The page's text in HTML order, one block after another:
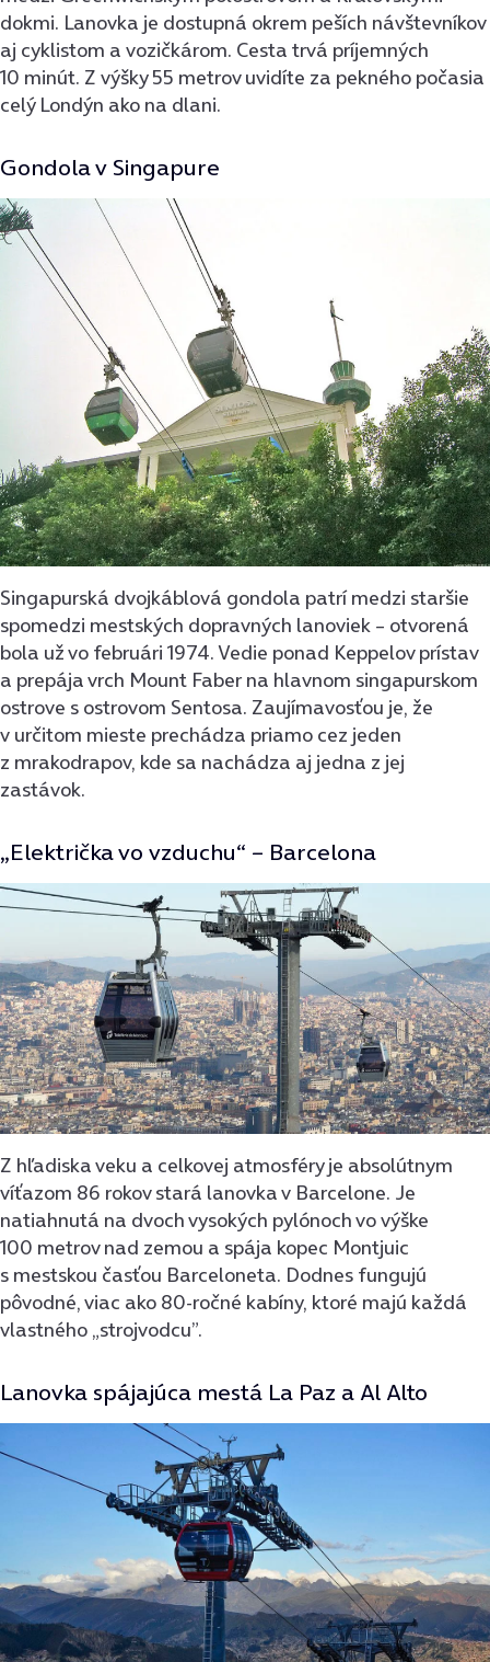
dokmi. Lanovka je dostupná okrem peších návštevníkov
aj cyklistom a vozičkárom. Cesta trvá príjemných
10 minút. Z výšky 55 metrov uvidíte za pekného počasia
celý Londýn ako na dlani.
Gondola v Singapure
Singapurská dvojkáblová gondola patrí medzi staršie
spomedzi mestských dopravných lanoviek – otvorená
bola už vo februári 1974. Vedie ponad Keppelov prístav
a prepája vrch Mount Faber na hlavnom singapurskom
ostrove s ostrovom Sentosa. Zaujímavosťou je, že
v určitom mieste prechádza priamo cez jeden
z mrakodrapov, kde sa nachádza aj jedna z jej
zastávok.
„Električka vo vzduchu“ – Barcelona
Z hľadiska veku a celkovej atmosféry je absolútnym
víťazom 86 rokov stará lanovka v Barcelone. Je
natiahnutá na dvoch vysokých pylónoch vo výške
100 metrov nad zemou a spája kopec Montjuic
s mestskou časťou Barceloneta. Dodnes fungujú
pôvodné, viac ako 80-ročné kabíny, ktoré majú každá
vlastného „strojvodcu”.
Lanovka spájajúca mestá La Paz a Al Alto